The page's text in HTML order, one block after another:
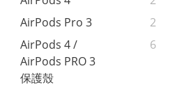
AirPods Pro 3
2
AirPods 4 /
AirPods PRO 3
保護殼
6